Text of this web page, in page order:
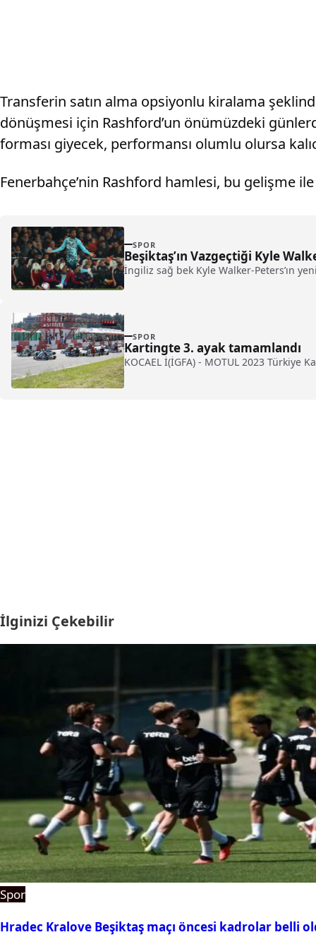
Transferin satın alma opsiyonlu kiralama
dönüşmesi için Rashford’un önümüzdeki
forması giyecek, performansı olumlu olursa
Fenerbahçe’nin Rashford hamlesi, bu gelişme
SPOR
Beşiktaş’ın Vazgeçtiği Kyle
İngiliz sağ bek Kyle Walker-Peters’ın
SPOR
Kartingte 3. ayak tamamlandı
KOCAEL İ(İGFA) - MOTUL 2023 Türkiye
İlginizi Çekebilir
Spor
Hradec Kralove Beşiktaş maçı öncesi kadrolar belli